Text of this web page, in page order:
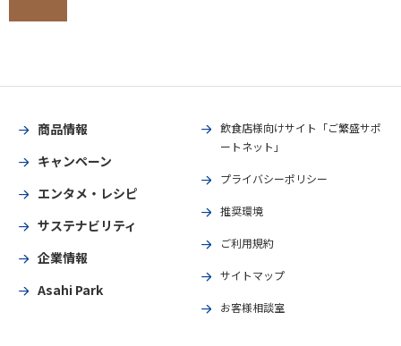
商品情報
キャンペーン
エンタメ・レシピ
サステナビリティ
企業情報
Asahi Park
飲食店様向けサイト「ご繁盛サポ
ートネット」
プライバシーポリシー
推奨環境
ご利用規約
サイトマップ
お客様相談室